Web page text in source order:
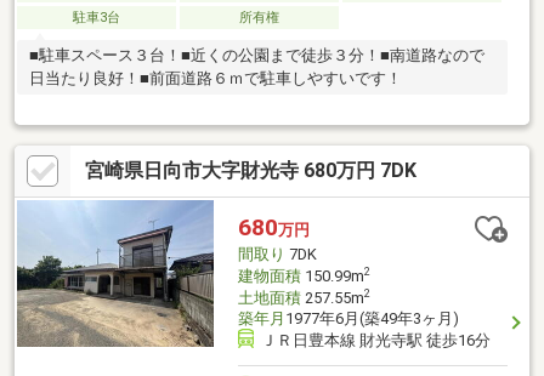
駐車3台
所有権
■駐車スペース３台！■近くの公園まで徒歩３分！■南道路なので
日当たり良好！■前面道路６ｍで駐車しやすいです！
宮崎県日向市大字財光寺 680万円 7DK
680万円
間取り 7DK
建物面積150.99m2
土地面積257.55m2
築年月 1977年6月(築49年3ヶ月)
ＪＲ日豊本線 財光寺駅 徒歩16分